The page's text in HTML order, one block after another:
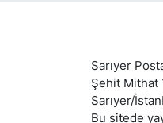
Sarıyer
Şehit Mithat
Sarıyer/
Bu sitede
SARIYER İMAR
SEKTÖR